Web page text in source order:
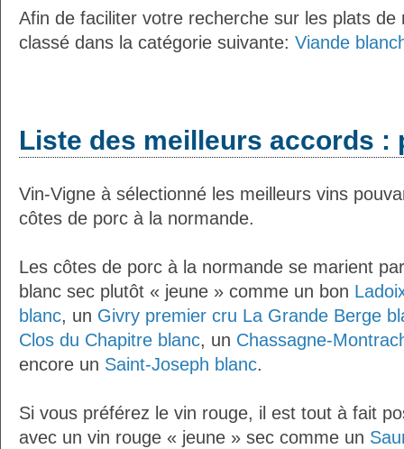
Afin de faciliter votre recherche sur les plats
classé dans la catégorie suivante: Viande
Liste des meilleurs accords :
Vin-Vigne à sélectionné les meilleurs vins
côtes de porc à la normande.
Les côtes de porc à la normande se marient
blanc sec plutôt « jeune » comme un bon
blanc, un Givry premier cru La Grande Berge
Clos du Chapitre blanc, un Chassagne-
encore un Saint-Joseph blanc.
Si vous préférez le vin rouge, il est tout à fait
avec un vin rouge « jeune » sec comme un